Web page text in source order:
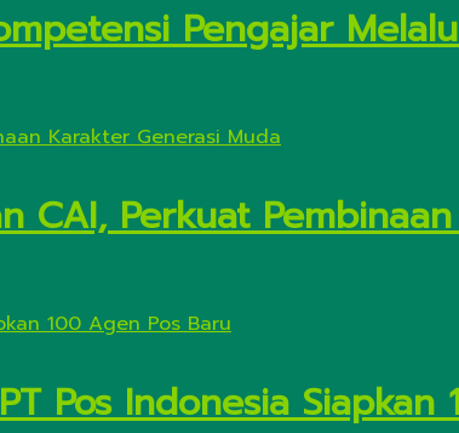
Pengajar
CAI, Perkuat
Pos Indonesia Siapkan